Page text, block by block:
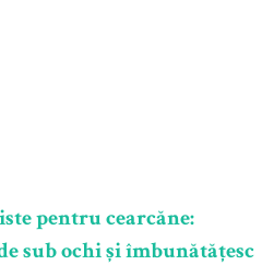
pentru cearcăne:
sub ochi și îmbunătățesc